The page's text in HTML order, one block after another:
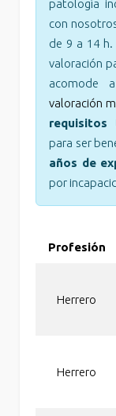
patología
con
de 9 a 14
valoración
acomode
valoración
requisitos
para ser
años de
por
Profesión
Herrero
Herrero